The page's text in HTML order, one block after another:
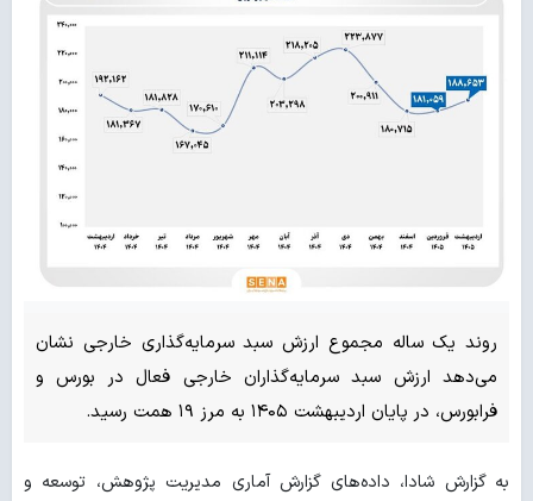
روند یک ساله مجموع ارزش سبد سرمایه‌گذاری خارجی نشان
می‌دهد ارزش سبد سرمایه‌گذاران خارجی فعال در بورس و
فرابورس، در پایان اردیبهشت ۱۴۰۵ به مرز ۱۹ همت رسید.
به گزارش شادا، داده‌های گزارش آماری مدیریت پژوهش، توسعه و